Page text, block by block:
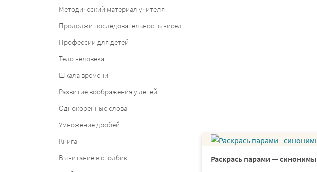
Раскрась парами — синонимы
Методический материал учителя
Продолжи последовательность чисел
Профессии для детей
Тело человека
Шкала времени
Развитие воображения у детей
Однокоренные слова
Умножение дробей
Книга
Вычитание в столбик